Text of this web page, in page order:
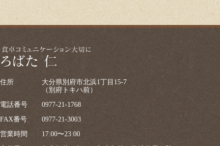
住所
大分県別府市北浜1丁目15-7
（別府トキハ前）
電話番号
0977-21-1768
FAX番号
0977-21-3003
営業時間
17:00〜23:00